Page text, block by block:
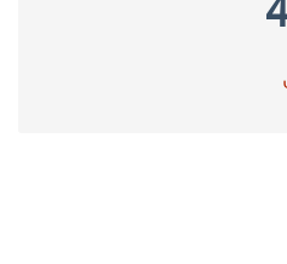
السعر
الحالي